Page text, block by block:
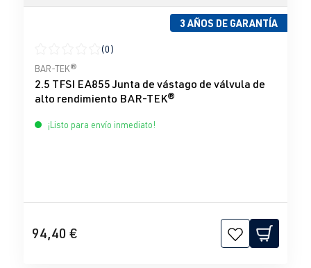
3 AÑOS DE GARANTÍA
Calificación promedio de 0 de 5 estrellas
(0)
BAR-TEK®
2.5 TFSI EA855 Junta de vástago de válvula de
alto rendimiento BAR-TEK®
¡Listo para envío inmediato!
94,40 €